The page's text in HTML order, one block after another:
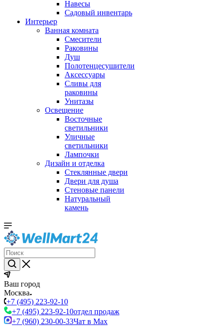
Навесы
Садовый инвентарь
Интерьер
Ванная комната
Смесители
Раковины
Душ
Полотенцесушители
Аксессуары
Сливы для
раковины
Унитазы
Освещение
Восточные
светильники
Уличные
светильники
Лампочки
Дизайн и отделка
Стеклянные двери
Двери для душа
Стеновые панели
Натуральный
камень
Ваш город
Москва
+7 (495) 223-92-10
+7 (495) 223-92-10отдел продаж
+7 (960) 230-00-33Чат в Max